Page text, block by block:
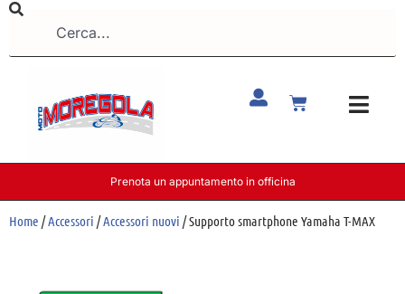
Prenota un appuntamento in officina
Home /Accessori /Accessori nuovi / Supporto smartphone Yamaha T-MAX